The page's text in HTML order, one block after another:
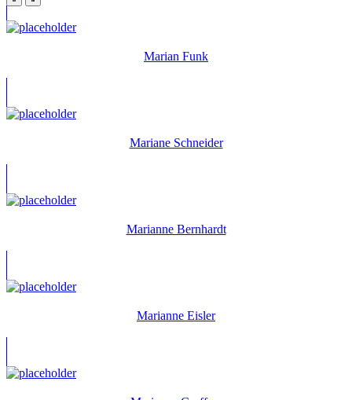
Marian Funk
Mariane Schneider
Marianne Bernhardt
Marianne Eisler